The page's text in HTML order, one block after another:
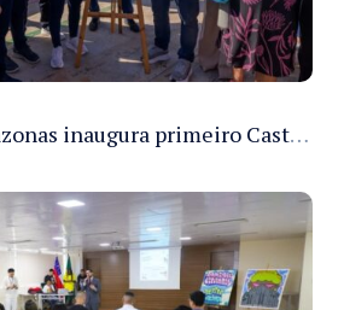
Governo do Amazonas inaugura primeiro Castramóvel Fluvial para atendimento veterinário às comunidades ribeirinhas e castração gratuita